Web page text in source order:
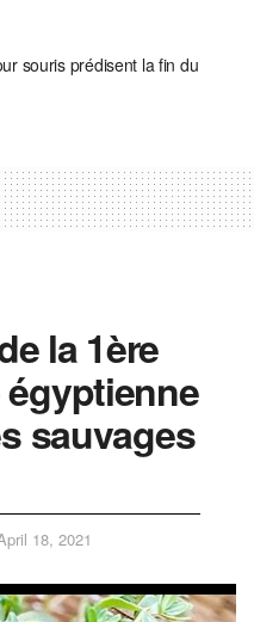
souris prédisent la fin du
la 1ère
sauvages
18, 2021